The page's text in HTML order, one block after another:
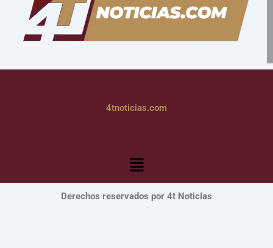
4tnoticias.com
Menú
Derechos reservados por 4t Noticias